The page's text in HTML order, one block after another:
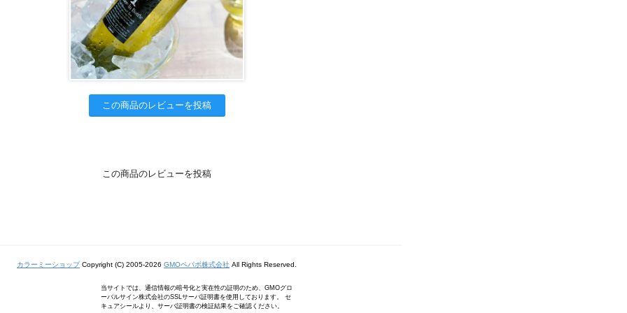
この商品のレビューを投稿
この商品のレビューを投稿
カラーミーショップCopyright (C) 2005-2026 GMOペパボ株式会社 All Rights Reserved.
当サイトでは、通信情報の暗号化と実在性の証明のため、GMOグロ
ーバルサイン株式会社のSSLサーバ証明書を使用しております。 セ
キュアシールより、サーバ証明書の検証結果をご確認ください。